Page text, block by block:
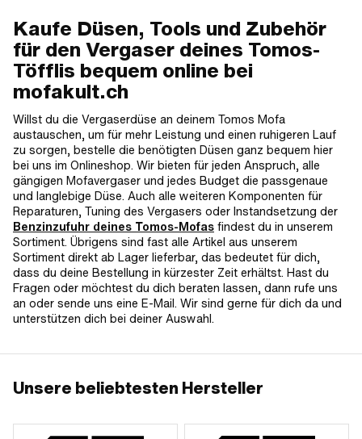
Kaufe Düsen, Tools und Zubehör
für den Vergaser deines Tomos-
Töfflis bequem online bei
mofakult.ch
Willst du die Vergaserdüse an deinem Tomos Mofa
austauschen, um für mehr Leistung und einen ruhigeren Lauf
zu sorgen, bestelle die benötigten Düsen ganz bequem hier
bei uns im Onlineshop. Wir bieten für jeden Anspruch, alle
gängigen Mofavergaser und jedes Budget die passgenaue
und langlebige Düse. Auch alle weiteren Komponenten für
Reparaturen, Tuning des Vergasers oder Instandsetzung der
Benzinzufuhr deines Tomos-Mofas findest du in unserem
Sortiment. Übrigens sind fast alle Artikel aus unserem
Sortiment direkt ab Lager lieferbar, das bedeutet für dich,
dass du deine Bestellung in kürzester Zeit erhältst. Hast du
Fragen oder möchtest du dich beraten lassen, dann rufe uns
an oder sende uns eine E-Mail. Wir sind gerne für dich da und
unterstützen dich bei deiner Auswahl.
Unsere beliebtesten Hersteller